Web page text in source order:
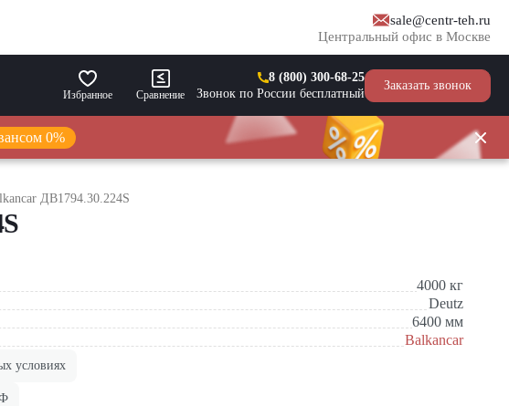
sale@centr-teh.ru
Центральный офис в Москве
Избранное Сравнение
8 (800) 300-68-25
Звонок по России бесплатный
Заказать звонок
0%
ДВ1794.30.224S
4000 кг
Deutz
6400 мм
Balkancar
условиях